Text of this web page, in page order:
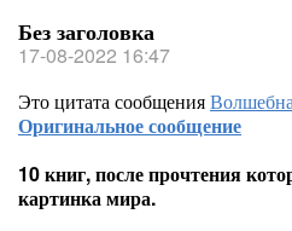
Без заголовка
17-08-2022 16:47
Это цитата сообщения
Оригинальное сообщение
10 книг, после прочтения
картинка мира.